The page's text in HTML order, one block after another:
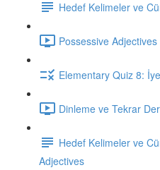
Hedef Kelimeler ve
Possessive Adjectives
Elementary Quiz 8:
Dinleme ve Tekrar
Hedef Kelimeler ve
Adjectives